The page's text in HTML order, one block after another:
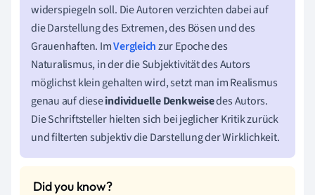
widerspiegeln soll. Die Autoren verzichten dabei auf
die Darstellung des Extremen, des Bösen und des
Grauenhaften. ImVergleichzur Epoche des
Naturalismus, in der die Subjektivität des Autors
möglichst klein gehalten wird, setzt man im Realismus
genau auf dieseindividuelle Denkweisedes Autors.
Die Schriftsteller hielten sich bei jeglicher Kritik zurück
und filterten subjektiv die Darstellung der Wirklichkeit.